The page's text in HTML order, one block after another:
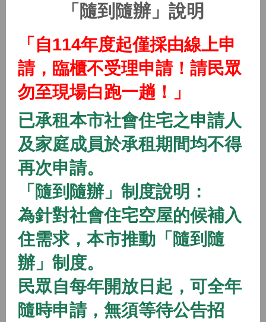
(115年隨到隨辦)中路三號社會住宅
2026/01/01 08:00 ~
(115年隨到隨辦)中路四號社會住宅
2026/01/01 08:00 ~
開放中 隨到隨辦 住宅
(115年隨到隨辦)八德一號社會住宅
2026/01/01 08:00 ~
開放中 隨到隨辦
(115年隨到隨辦)八德二號社會住宅
2026/01/01 08:00 ~
「隨到隨辦」說明
「自114年度起僅採由線上申
請，臨櫃不受理申請！請民眾
勿至現場白跑一趟！」
已承租本市社會住宅之申請人
及家庭成員於承租期間均不得
再次申請。
「隨到隨辦」制度說明：
為針對社會住宅空屋的候補入
住需求，本市推動「隨到隨
辦」制度。
民眾自每年開放日起，可全年
隨時申請，無須等待公告招